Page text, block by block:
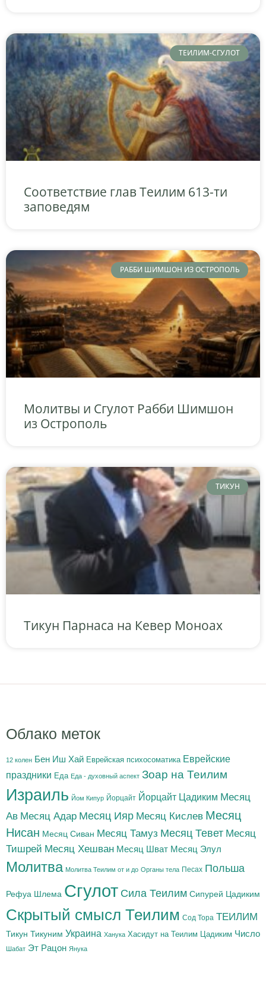
ТЕИЛИМ-СГУЛОТ
Соответствие глав Теилим 613-ти
заповедям
РАББИ ШИМШОН ИЗ ОСТРОПОЛЬ
Молитвы и Сгулот Рабби Шимшон
из Острополь
ТИКУН
Тикун Парнаса на Кевер Моноах
Облако меток
12 колен Бен Иш Хай Еврейская психосоматика Еврейские
праздники Еда Еда - духовный аспект Зоар на Теилим
Израиль Йом Кипур Йорцайт Йорцайт Цадиким Месяц
Ав Месяц Адар Месяц Ияр Месяц Кислев Месяц
Нисан Месяц Сиван Месяц Тамуз Месяц Тевет Месяц
Тишрей Месяц Хешван Месяц Шват Месяц Элул
Молитва Молитва Теилим от и до Органы тела Песах Польша
Рефуа Шлема Сгулот Сила Теилим Сипурей Цадиким
Скрытый смысл Теилим Сод Тора ТЕИЛИМ
Тикун Тикуним Украина Ханука Хасидут на Теилим Цадиким Число
Шабат Эт Рацон Янука